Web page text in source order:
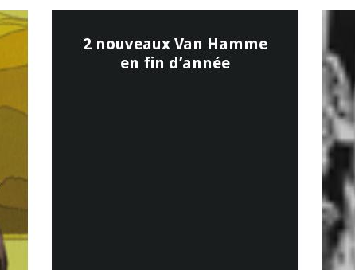
2 nouveaux Van Hamme
en fin d’année